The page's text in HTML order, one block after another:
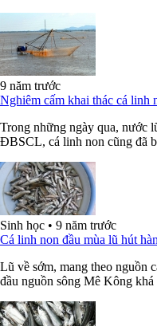
9 năm trước
Nghiêm cấm khai thác cá linh
Trong những ngày qua, nước
ĐBSCL, cá linh non cũng đã
Sinh học • 9 năm trước
Cá linh non đầu mùa lũ hút
Lũ về sớm, mang theo nguồn
đầu nguồn sông Mê Kông khá